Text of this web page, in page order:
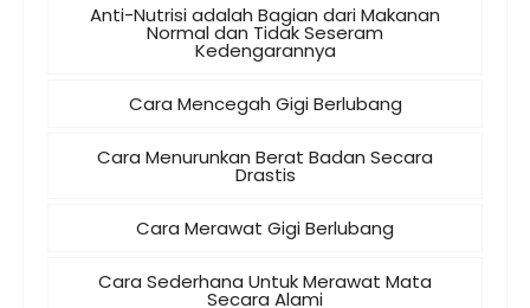
Anti-Nutrisi adalah Bagian dari Makanan
Normal dan Tidak Seseram
Kedengarannya
Cara Mencegah Gigi Berlubang
Cara Menurunkan Berat Badan Secara
Drastis
Cara Merawat Gigi Berlubang
Cara Sederhana Untuk Merawat Mata
Secara Alami